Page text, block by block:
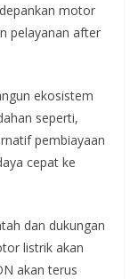
motor
pelayanan after
ekosistem
seperti,
pembiayaan
cepat ke
dan dukungan
listrik akan
akan terus